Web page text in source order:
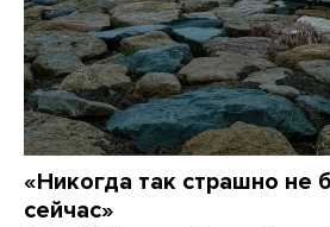
«Никогда так страшно не
сейчас»